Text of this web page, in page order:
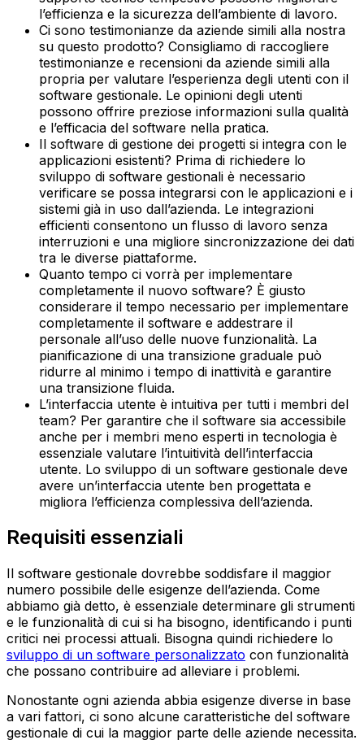
l’efficienza e la sicurezza dell’ambiente di lavoro.‍
Ci sono testimonianze da aziende simili alla nostra
su questo prodotto? Consigliamo di raccogliere
testimonianze e recensioni da aziende simili alla
propria per valutare l’esperienza degli utenti con il
software gestionale. Le opinioni degli utenti
possono offrire preziose informazioni sulla qualità
e l’efficacia del software nella pratica.‍
Il software di gestione dei progetti si integra con le
applicazioni esistenti? Prima di richiedere lo
sviluppo di software gestionali è necessario
verificare se possa integrarsi con le applicazioni e i
sistemi già in uso dall’azienda. Le integrazioni
efficienti consentono un flusso di lavoro senza
interruzioni e una migliore sincronizzazione dei dati
tra le diverse piattaforme.‍
Quanto tempo ci vorrà per implementare
completamente il nuovo software? È giusto
considerare il tempo necessario per implementare
completamente il software e addestrare il
personale all’uso delle nuove funzionalità. La
pianificazione di una transizione graduale può
ridurre al minimo i tempo di inattività e garantire
una transizione fluida.‍
L’interfaccia utente è intuitiva per tutti i membri del
team? Per garantire che il software sia accessibile
anche per i membri meno esperti in tecnologia è
essenziale valutare l’intuitività dell’interfaccia
utente. Lo sviluppo di un software gestionale deve
avere un’interfaccia utente ben progettata e
migliora l’efficienza complessiva dell’azienda.
Requisiti essenziali
Il software gestionale dovrebbe soddisfare il maggior
numero possibile delle esigenze dell’azienda. Come
abbiamo già detto, è essenziale determinare gli strumenti
e le funzionalità di cui si ha bisogno, identificando i punti
critici nei processi attuali. Bisogna quindi richiedere lo
sviluppo di un software personalizzato con funzionalità
che possano contribuire ad alleviare i problemi.
Nonostante ogni azienda abbia esigenze diverse in base
a vari fattori, ci sono alcune caratteristiche del software
gestionale di cui la maggior parte delle aziende necessita.